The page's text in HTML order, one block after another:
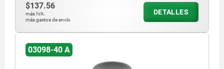
$137.56
más IVA.
más gastos de envío
DETALLES
03098-40 A